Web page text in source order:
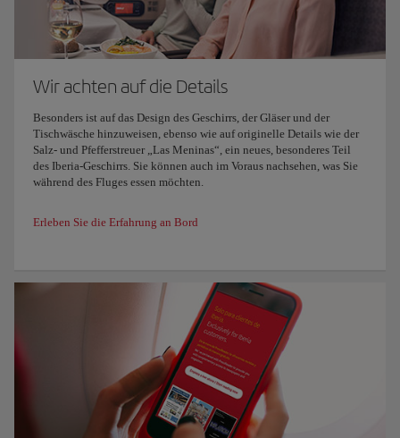
Wir achten auf die Details
Besonders ist auf das Design des Geschirrs, der Gläser und der
Tischwäsche hinzuweisen, ebenso wie auf originelle Details wie der
Salz- und Pfefferstreuer „Las Meninas“, ein neues, besonderes Teil
des Iberia-Geschirrs. Sie können auch im Voraus nachsehen, was Sie
während des Fluges essen möchten.
Erleben Sie die Erfahrung an Bord